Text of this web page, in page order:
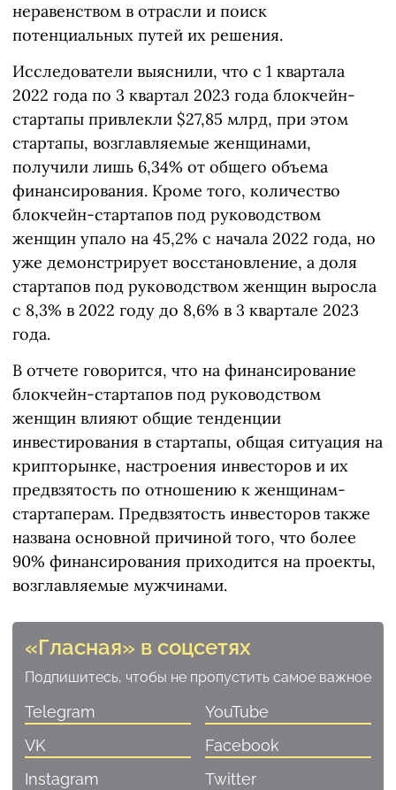
неравенством в отрасли и поиск
потенциальных путей их решения.
Исследователи выяснили, что с 1 квартала
2022 года по 3 квартал 2023 года блокчейн-
стартапы привлекли $27,85 млрд, при этом
стартапы, возглавляемые женщинами,
получили лишь 6,34% от общего объема
финансирования. Кроме того, количество
блокчейн-стартапов под руководством
женщин упало на 45,2% с начала 2022 года, но
уже демонстрирует восстановление, а доля
стартапов под руководством женщин выросла
с 8,3% в 2022 году до 8,6% в 3 квартале 2023
года.
В отчете говорится, что на финансирование
блокчейн-стартапов под руководством
женщин влияют общие тенденции
инвестирования в стартапы, общая ситуация на
крипторынке, настроения инвесторов и их
предвзятость по отношению к женщинам-
стартаперам. Предвзятость инвесторов также
названа основной причиной того, что более
90% финансирования приходится на проекты,
возглавляемые мужчинами.
«Гласная» в соцсетях
Подпишитесь, чтобы не пропустить самое важное
Telegram
YouTube
VK
Facebook
Instagram
Twitter